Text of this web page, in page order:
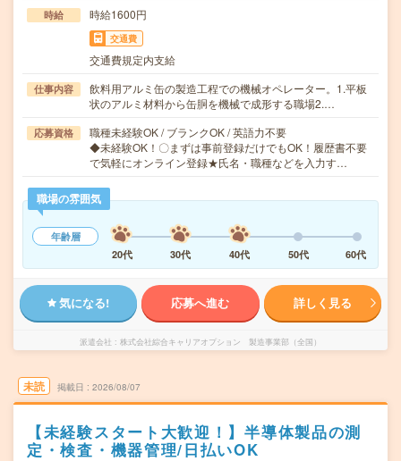
時給 時給1600円
交通費
交通費規定内支給
仕事内容
飲料用アルミ缶の製造工程での機械オペレーター。1.平板
状のアルミ材料から缶胴を機械で成形する職場2.…
応募資格
職種未経験OK / ブランクOK / 英語力不要
◆未経験OK！〇まずは事前登録だけでもOK！履歴書不要
で気軽にオンライン登録★氏名・職種などを入力す…
職場の雰囲気
年齢層
20代
30代 40代 50代 60代
気になる! 応募へ進む 詳しく見る
派遣会社 株式会社綜合キャリアオプション 製造事業部（全国）
未読 掲載日 2026/08/07
【未経験スタート大歓迎！】半導体製品の測
定・検査・機器管理/日払いOK